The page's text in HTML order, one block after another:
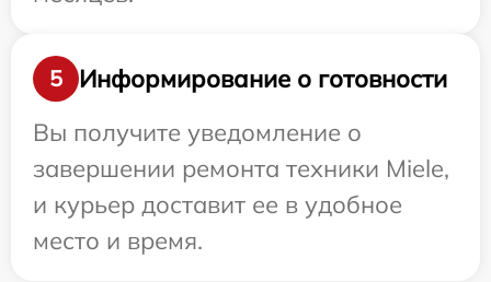
5
Информирование о готовности
Вы получите уведомление о
завершении ремонта техники Miele,
и курьер доставит ее в удобное
место и время.